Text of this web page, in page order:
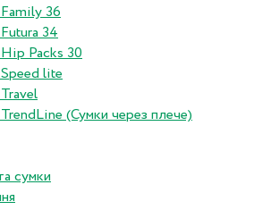
36
34
Packs 30
lite
(Сумки через плече)
сумки